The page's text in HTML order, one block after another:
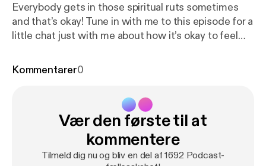
Everybody gets in those spiritual ruts sometimes
and that’s okay! Tune in with me to this episode for a
little chat just with me about how it’s okay to feel
You will also learn some tips and tricks to get back
Kommentarer0
Vær den første til at
kommentere
Tilmeld dig nu og bliv en del af 1692 Podcast-